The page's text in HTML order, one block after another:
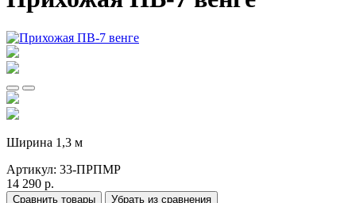
Ширина 1,3 м
Артикул: 33-ПРПМР
14 290 р.
Сравнить товары
Убрать из сравнения